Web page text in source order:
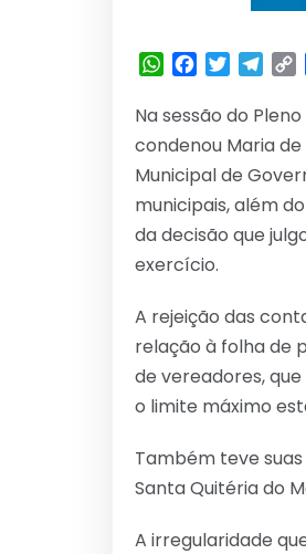
WhatsApp
Facebook
Twitter
Na sessão do
condenou Maria
Municipal de
municipais, além
da decisão que
exercício.
A rejeição das
relação à folha de
de vereadores,
o limite máximo
Também teve
Santa Quitéria do
A irregularidade